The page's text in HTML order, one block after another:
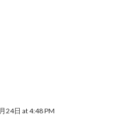
24日 at 4:48 PM